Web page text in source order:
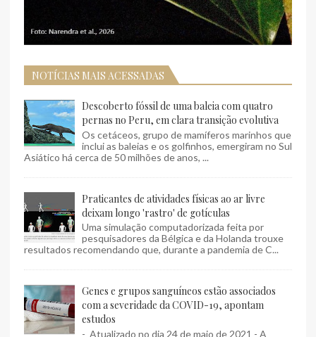
NOTÍCIAS MAIS ACESSADAS
Descoberto fóssil de uma baleia com quatro
pernas no Peru, em clara transição evolutiva
Os cetáceos, grupo de mamíferos marinhos que
inclui as baleias e os golfinhos, emergiram no Sul
Asiático há cerca de 50 milhões de anos, ...
Praticantes de atividades físicas ao ar livre
deixam longo 'rastro' de gotículas
Uma simulação computadorizada feita por
pesquisadores da Bélgica e da Holanda trouxe
resultados recomendando que, durante a pandemia de C...
Genes e grupos sanguíneos estão associados
com a severidade da COVID-19, apontam
estudos
- Atualizado no dia 24 de maio de 2021 - A